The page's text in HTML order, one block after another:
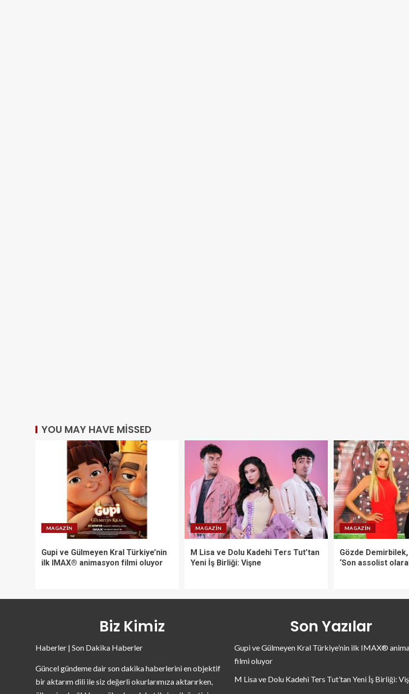
YOU MAY HAVE MISSED
MAGAZIN
Gupi ve Gülmeyen Kral Türkiye’nin
ilk IMAX® animasyon filmi oluyor
MAGAZIN
M Lisa ve Dolu Kadehi Ters Tut’tan
Yeni İş Birliği: Vişne
MAGAZIN
Gözde Demirbilek,
‘Son assolist
Biz Kimiz
Haberler | Son Dakika Haberler
Güncel gündeme dair son dakika haberlerini en objektif
bir aktarım dili ile siz değerli okurlarımıza aktarırken,
Son Yazılar
Gupi ve Gülmeyen Kral Türkiye’nin ilk IMAX®
filmi oluyor
M Lisa ve Dolu Kadehi Ters Tut’tan Yeni İş Birliği: